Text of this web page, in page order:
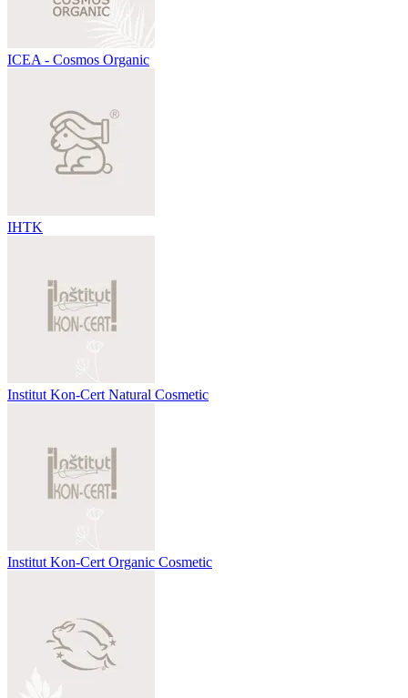
ICEA - Cosmos Organic
IHTK
Institut Kon-Cert Natural Cosmetic
Institut Kon-Cert Organic Cosmetic